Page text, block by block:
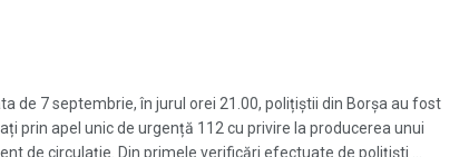
de 7 septembrie, în jurul orei 21.00, polițiștii din Borșa au fost
prin apel unic de urgență 112 cu privire la producerea unui
de circulație. Din primele verificări efectuate de polițiști ...